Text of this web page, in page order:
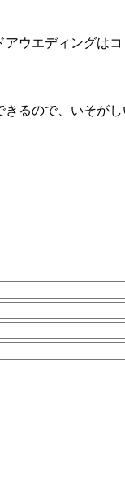
ウエディングは
るので、いそが